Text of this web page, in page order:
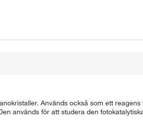
Används också som ett
används för att studera den